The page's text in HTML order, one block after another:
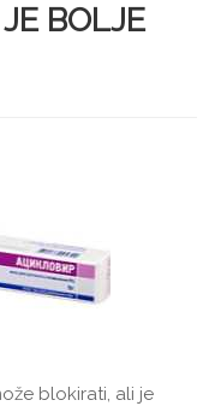
BOLJE
blokirati, ali je